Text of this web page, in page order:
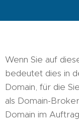
Wenn Sie auf
bedeutet dies in
Domain, für die
als Domain-
Domain im